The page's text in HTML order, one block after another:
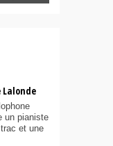
Lalonde
un pianiste
et une